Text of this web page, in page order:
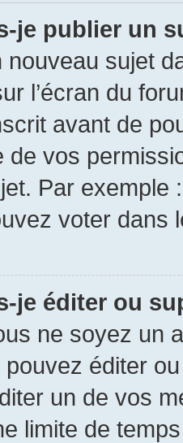
je publier un
nouveau sujet
l’écran du
avant de
de vos
Par exemple
voter dans
je éditer ou
ne soyez un
éditer
un de vos
limite de